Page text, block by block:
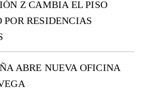
Z CAMBIA EL PISO
POR RESIDENCIAS
ABRE NUEVA OFICINA